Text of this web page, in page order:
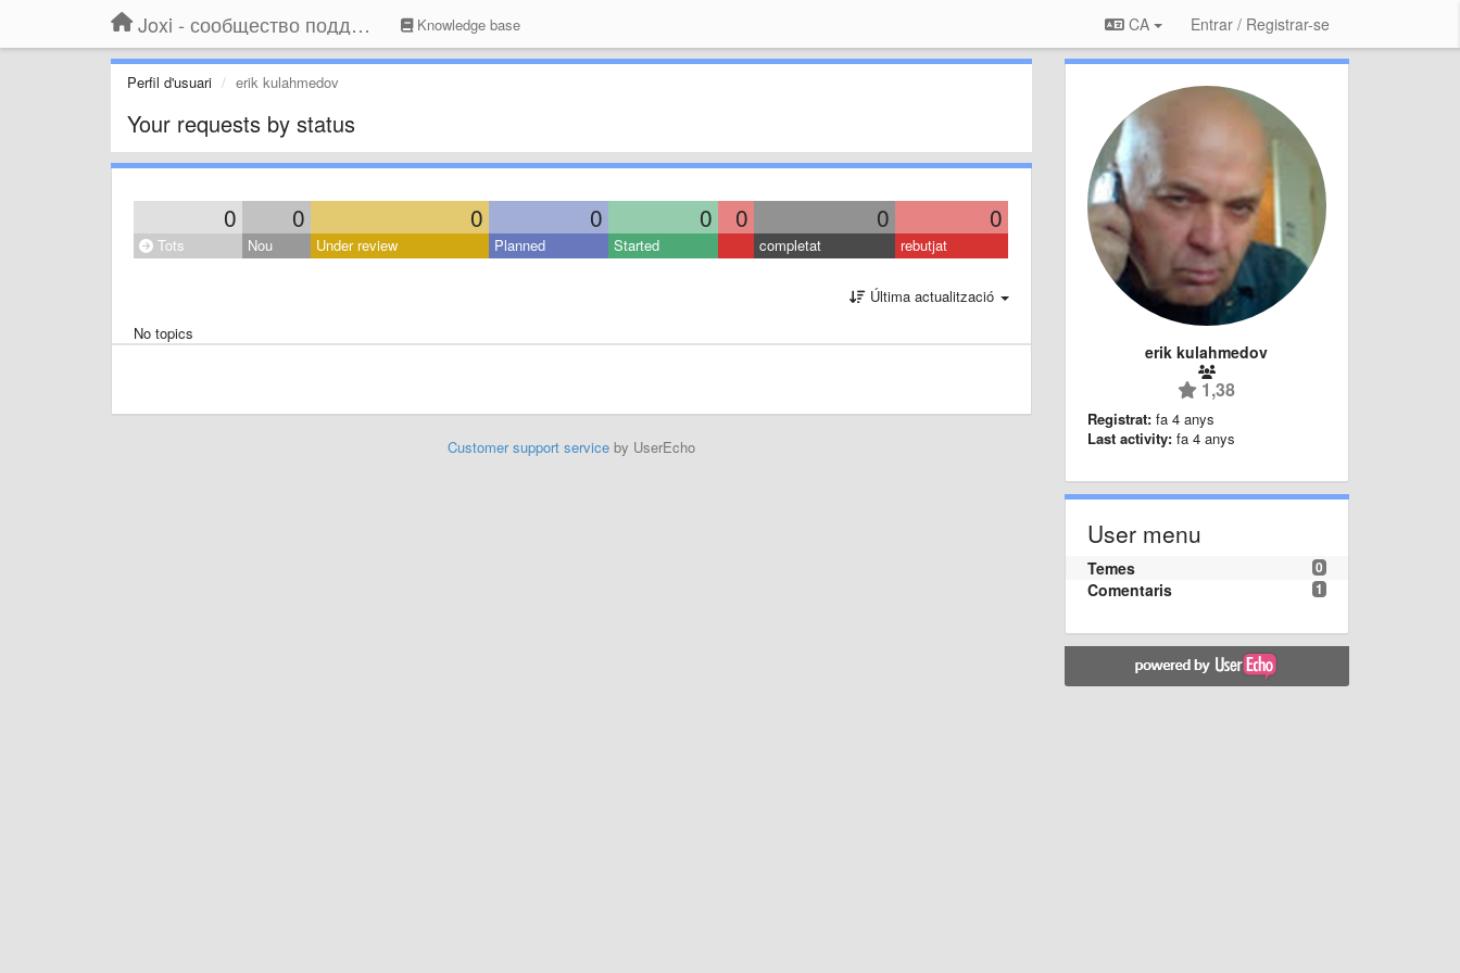
Joxi - сообщество поддержки Knowledge base CA Entrar / Registrar-se
Perfil d'usuari erik kulahmedov
Your requests by status
0 0 0 0 0 0 0 0
Tots Nou Under review Planned Started completat rebutjat
Última actualització
No topics
Customer support serviceby UserEcho
erik kulahmedov
1,38
Registrat: fa 4 anys
Last activity: fa 4 anys
User menu
0
Temes
1
Comentaris